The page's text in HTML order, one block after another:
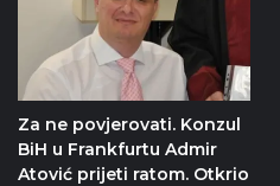
Za ne povjerovati. Konzul
BiH u Frankfurtu Admir
Atović prijeti ratom. Otkrio